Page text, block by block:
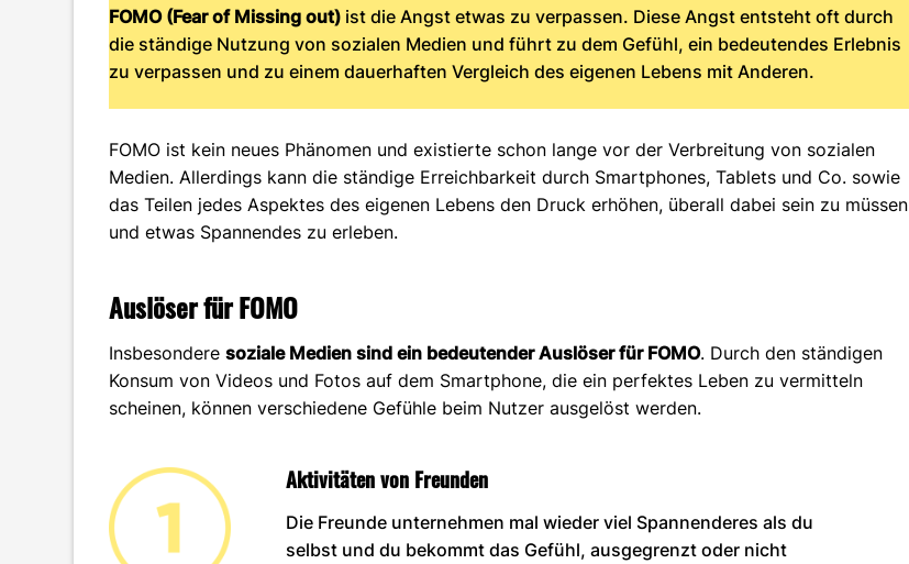
FOMO (Fear of Missing out) ist die Angst etwas zu verpassen. Diese Angst entsteht oft durch
die ständige Nutzung von sozialen Medien und führt zu dem Gefühl, ein bedeutendes Erlebnis
zu verpassen und zu einem dauerhaften Vergleich des eigenen Lebens mit Anderen.
FOMO ist kein neues Phänomen und existierte schon lange vor der Verbreitung von sozialen
Medien. Allerdings kann die ständige Erreichbarkeit durch Smartphones, Tablets und Co. sowie
das Teilen jedes Aspektes des eigenen Lebens den Druck erhöhen, überall dabei sein zu müssen
und etwas Spannendes zu erleben.
Auslöser für FOMO
Insbesonderesoziale Medien sind ein bedeutender Auslöser für FOMO. Durch den ständigen
Konsum von Videos und Fotos auf dem Smartphone, die ein perfektes Leben zu vermitteln
scheinen, können verschiedene Gefühle beim Nutzer ausgelöst werden.
Aktivitäten von Freunden
Die Freunde unternehmen mal wieder viel Spannenderes als du
selbst und du bekommt das Gefühl, ausgegrenzt oder nicht